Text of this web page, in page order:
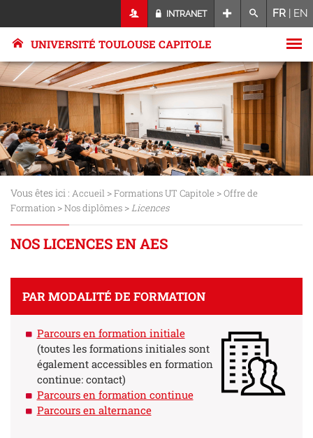
INTRANET FR | EN
UNIVERSITÉ TOULOUSE CAPITOLE
Vous êtes ici : Accueil >Formations UT Capitole >Offre de
Formation >Nos diplômes >Licences
NOS LICENCES EN AES
PAR MODALITÉ DE FORMATION
Parcours en formation initiale
(toutes les formations initiales sont
également accessibles en formation
continue: contact)
Parcours en formation continue
Parcours en alternance